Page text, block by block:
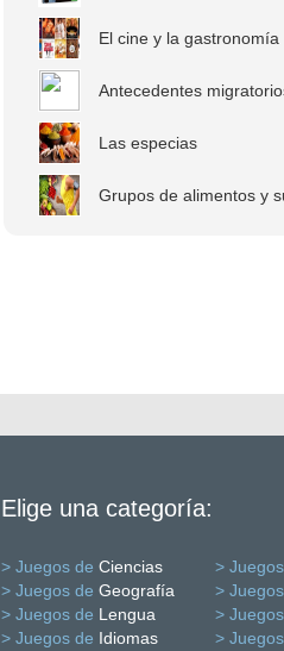
El cine y la gastronomía
Antecedentes
Las especias
Grupos de alimentos y
Elige una categoría:
> Juegos de Ciencias >
> Juegos de Geografía >
> Juegos de Lengua >
> Juegos de Idiomas >